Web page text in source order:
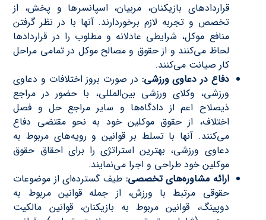
قراردادهای بازیکنان، مربیان، اسپانسرها و پخش، از
تخصص و تجربه لازم برخوردارند. آنها با در نظر گرفتن
منافع موکل، شرایطی عادلانه و مطلوب را در قراردادها
لحاظ می‌کنند و از حقوق و مصالح موکل در تمامی مراحل
کار صیانت می‌کنند.
دفاع در دعاوی ورزشی: در صورت بروز اختلافات و دعاوی
ورزشی، وکلای ورزشی بین‌المللی، با حضور در مراجع
ذیصلاح اعم از دادگاه‌ها و سایر مراجع حل و فصل
اختلاف، از حقوق موکلین خود به نحو مقتضی دفاع
می‌کنند. آنها با تسلط بر قوانین و رویه‌های مربوط به
دعاوی ورزشی، بهترین استراتژی را برای احقاق حقوق
موکلین خود طراحی و اجرا می‌نمایند.
ارائه مشاوره‌های تخصصی: طیف گسترده‌ای از موضوعات
حقوقی مرتبط با ورزش، از جمله قوانین مربوط به
دوپینگ، قوانین مربوط به بازیکنان، قوانین مالکیت